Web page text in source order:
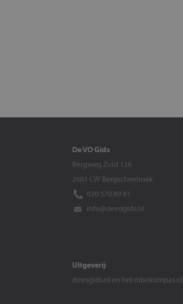
De VO Gids
Bergweg Zuid 126
2661 CW Bergschenhoek
020 570 89 81
info@devogids.nl
Uitgeverij
devogids.nl en het mbokompas.nl